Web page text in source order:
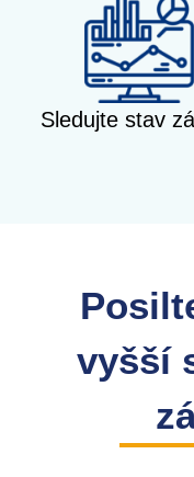
Sledujte stav
vyšší